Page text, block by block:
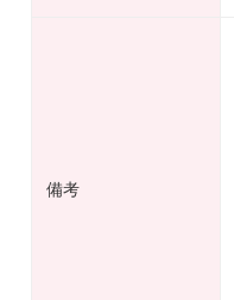
備考